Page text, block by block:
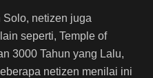
Solo, netizen juga
seperti, Temple of
3000 Tahun yang Lalu,
netizen menilai ini